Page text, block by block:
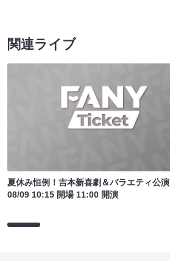
関連ライブ
夏休み恒例！吉本新喜劇＆バラエティ公演
08/09 10:15 開場 11:00 開演